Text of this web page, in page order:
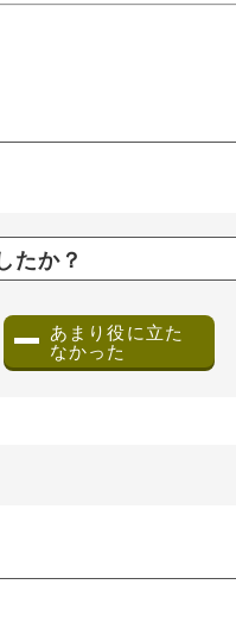
たか？
あまり役に立た
なかった